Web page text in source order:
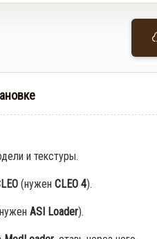
и текстуры.
(нужен CLEO 4).
ASI Loader).